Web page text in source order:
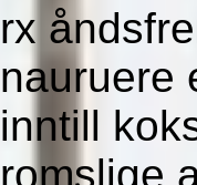
rx
nauruere
inntill
romslige